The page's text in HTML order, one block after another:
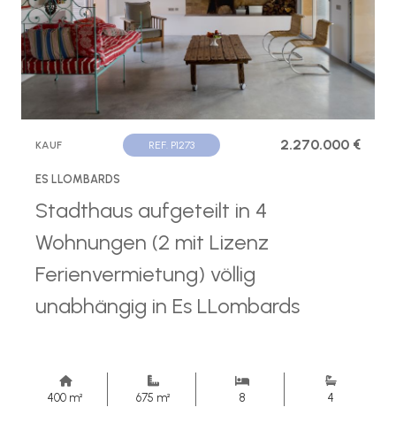
KAUF REF. P1273 2.270.000 €
ES LLOMBARDS
Stadthaus aufgeteilt in 4
Wohnungen (2 mit Lizenz
Ferienvermietung) völlig
unabhängig in Es LLombards
400 m² 675 m² 8 4